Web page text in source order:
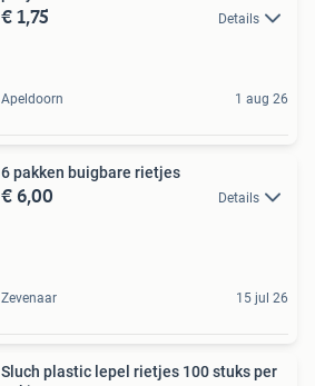
€ 1,75 Details
Apeldoorn 1 aug 26
6 pakken buigbare rietjes
€ 6,00 Details
Zevenaar 15 jul 26
Sluch plastic lepel rietjes 100 stuks per